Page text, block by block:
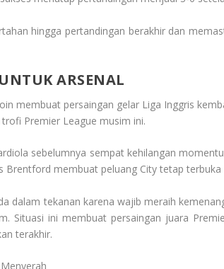
hingga pertandingan berakhir dan
ARSENAL
membuat persaingan gelar Liga Inggris
Premier League musim ini.
sebelumnya sempat kehilangan
Brentford membuat peluang City tetap terbuka
dalam tekanan karena wajib meraih
Situasi ini membuat persaingan juara
terakhir.